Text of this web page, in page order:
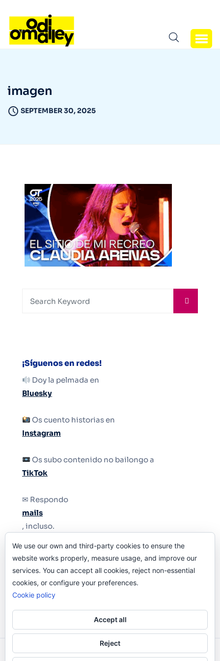
imagen
SEPTEMBER 30, 2025
¡Síguenos en redes!
Doy la pelmada en
Bluesky
Os cuento historias en
Instagram
Os subo contenido no bailongo a
TikTok
✉ Respondo
mails
, incluso.
Y si una persona no puede tener teléfono, que
le quiten el teléfono.
Odi O'Malley © 2016-2025. Todos Los Derechos
We use our own and third-party cookies to ensure the
website works properly, measure usage, and improve our
services. You can accept all cookies, reject non-essential
cookies, or configure your preferences.
Cookie policy
Accept all
Reject